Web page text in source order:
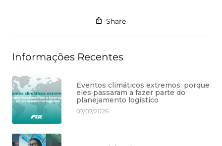
Share
Informações Recentes
Eventos climáticos extremos: porque
eles passaram a fazer parte do
planejamento logístico
07/07/2026